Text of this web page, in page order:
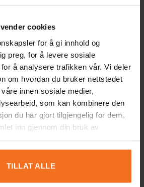
cookies
for å gi innhold og
preg, for å levere sosiale
å analysere trafikken vår. Vi deler
om hvordan du bruker nettstedet
innen sosiale medier,
som kan kombinere den
du har gjort tilgjengelig for dem,
inn gjennom din bruk av
TILLAT ALLE
Architecture New York
0/5